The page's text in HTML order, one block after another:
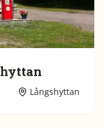
Långshyttan